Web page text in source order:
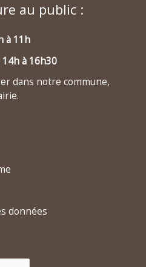
au public :
à 11h
14h à 16h30
dans notre commune,
données